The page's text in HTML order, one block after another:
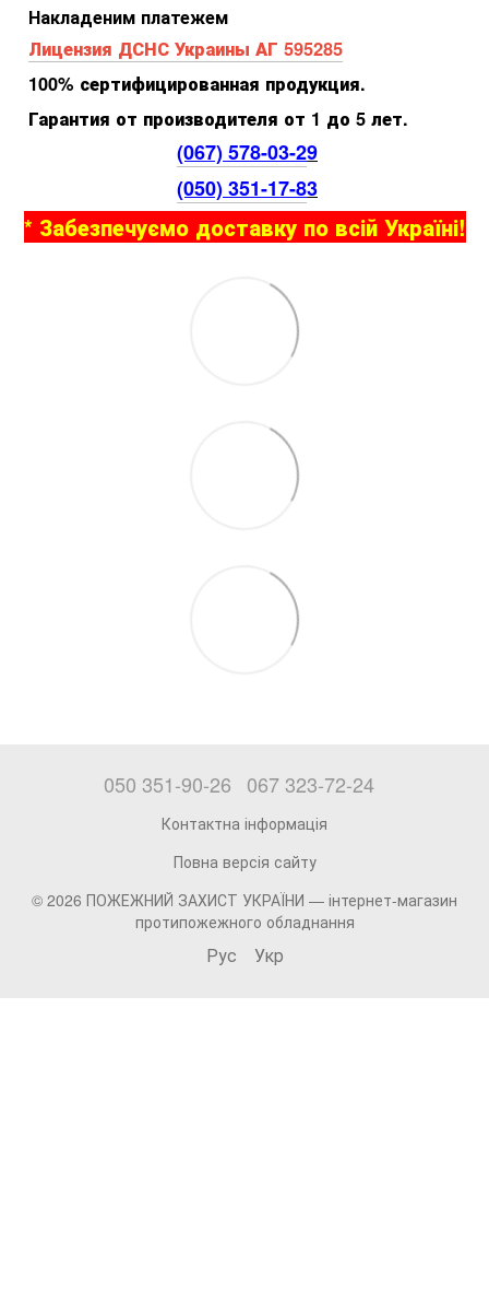
Накладеним платежем
Лицензия ДСНС Украины АГ 595285
100% сертифицированная продукция.
Гарантия от производителя от 1 до 5 лет.
(067) 578-03-29
(050) 351-17-83
* Забезпечуємо доставку по всій Україні!
050 351-90-26 067 323-72-24
Контактна інформація
Повна версія сайту
© 2026 ПОЖЕЖНИЙ ЗАХИСТ УКРАЇНИ — інтернет-магазин
протипожежного обладнання
Рус Укр